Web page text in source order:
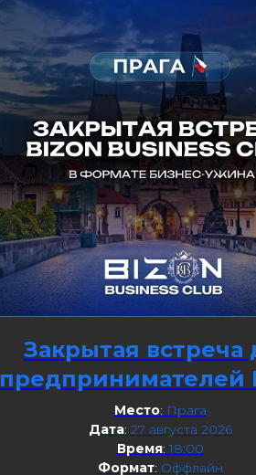
Закрытая встреча
предпринимателей
Место: Прага
Дата: 27 августа 2026
Время:18:00
Формат: Оффлайн